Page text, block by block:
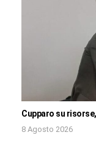
Cupparo su
8 Agosto 2026